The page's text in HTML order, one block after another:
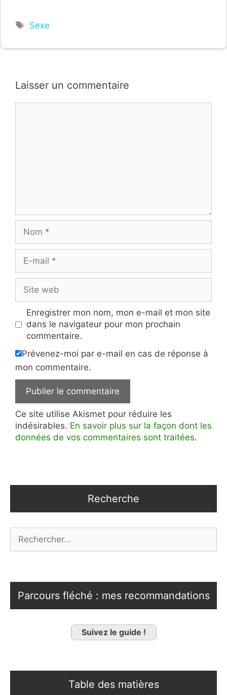
Étiquettes
Sexe
Laisser un commentaire
mail
web
Enregistrer mon nom, mon e-mail et mon site
dans le navigateur pour mon prochain
commentaire.
Prévenez-moi par e-mail en cas de réponse à
mon commentaire.
Ce site utilise Akismet pour réduire les
indésirables. En savoir plus sur la façon dont les
données de vos commentaires sont traitées.
Recherche
Parcours fléché : mes recommandations
Suivez le guide !
Table des matières